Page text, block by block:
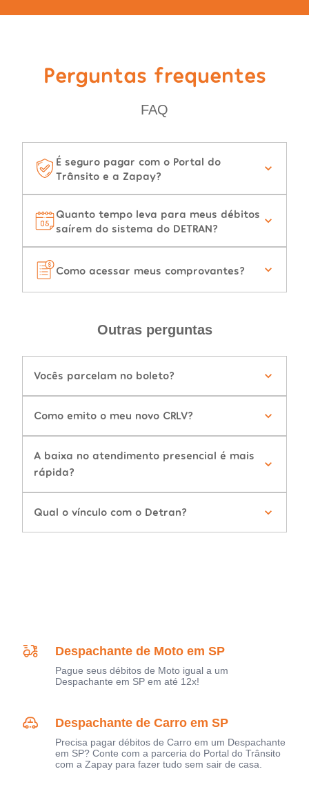
Perguntas frequentes
FAQ
É seguro pagar com o Portal do
Trânsito e a Zapay?
Quanto tempo leva para meus débitos
saírem do sistema do DETRAN?
Como acessar meus comprovantes?
Outras perguntas
Vocês parcelam no boleto?
Como emito o meu novo CRLV?
A baixa no atendimento presencial é mais
rápida?
Qual o vínculo com o Detran?
Despachante de Moto em SP
Pague seus débitos de Moto igual a um
Despachante em SP em até 12x!
Despachante de Carro em SP
Precisa pagar débitos de Carro em um Despachante
em SP? Conte com a parceria do Portal do Trânsito
com a Zapay para fazer tudo sem sair de casa.